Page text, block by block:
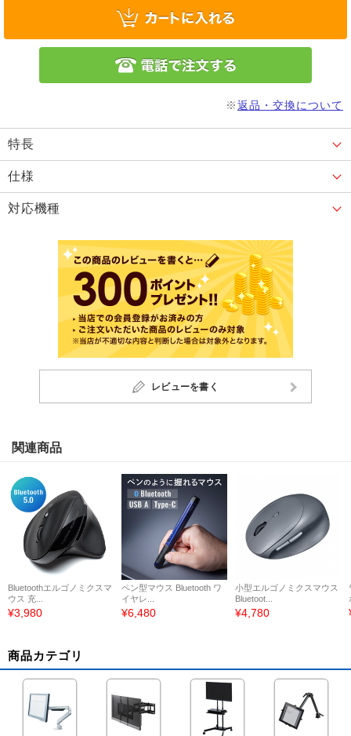
※返品・交換について
特長
仕様
対応機種
レビューを書く
関連商品
Bluetoothエルゴノミクスマ
ウス 充...
¥3,980
ペン型マウス Bluetooth ワ
イヤレ...
¥6,480
小型エルゴノミクスマウス
Bluetoot...
¥4,780
商品カテゴリ